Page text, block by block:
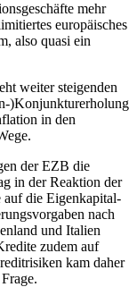
mehr
europäisches
also quasi ein
weiter steigenden
)Konjunkturerholung
in den
der EZB die
in der Reaktion der
auf die Eigenkapital-
nach
und Italien
zudem auf
kam daher